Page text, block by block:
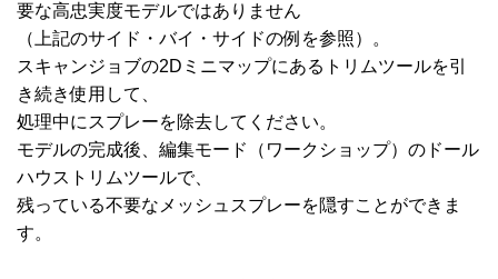
要な高忠実度モデルではありません
（上記のサイド・バイ・サイドの例を参照）。
スキャンジョブの2Dミニマップにあるトリムツールを引
き続き使用して、
処理中にスプレーを除去してください。
モデルの完成後、編集モード（ワークショップ）のドール
ハウストリムツールで、
残っている不要なメッシュスプレーを隠すことができま
す。